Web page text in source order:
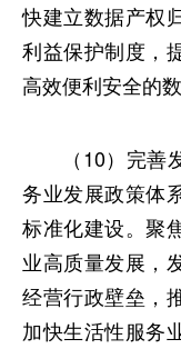
快建立数据产权
利益保护制度，
高效便利安全的
（10）完
务业发展政策体
标准化建设。聚
业高质量发展，
经营行政壁垒，
加快生活性服务